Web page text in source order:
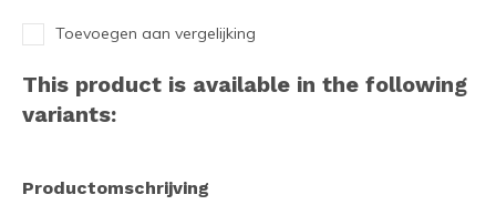
Toevoegen aan vergelijking
This product is available in the following
variants:
Productomschrijving